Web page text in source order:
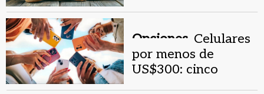
merendar
Opciones. Celulares
por menos de
US$300: cinco